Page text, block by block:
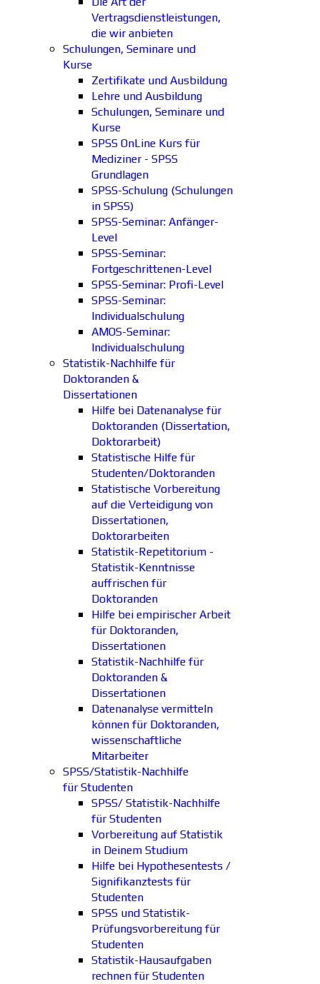
Vertragsdienstleistungen,
die wir anbieten
Schulungen, Seminare und
Kurse
Zertifikate und Ausbildung
Lehre und Ausbildung
Schulungen, Seminare und
Kurse
SPSS OnLine Kurs für
Mediziner - SPSS
Grundlagen
SPSS-Schulung (Schulungen
in SPSS)
SPSS-Seminar: Anfänger-
Level
SPSS-Seminar:
Fortgeschrittenen-Level
SPSS-Seminar: Profi-Level
SPSS-Seminar:
Individualschulung
AMOS-Seminar:
Individualschulung
Statistik-Nachhilfe für
Doktoranden &
Dissertationen
Hilfe bei Datenanalyse für
Doktoranden (Dissertation,
Doktorarbeit)
Statistische Hilfe für
Studenten/Doktoranden
Statistische Vorbereitung
auf die Verteidigung von
Dissertationen,
Doktorarbeiten
Statistik-Repetitorium -
Statistik-Kenntnisse
auffrischen für
Doktoranden
Hilfe bei empirischer Arbeit
für Doktoranden,
Dissertationen
Statistik-Nachhilfe für
Doktoranden &
Dissertationen
Datenanalyse vermitteln
können für Doktoranden,
wissenschaftliche
Mitarbeiter
SPSS/Statistik-Nachhilfe
für Studenten
SPSS/ Statistik-Nachhilfe
für Studenten
Vorbereitung auf Statistik
in Deinem Studium
Hilfe bei Hypothesentests /
Signifikanztests für
Studenten
SPSS und Statistik-
Prüfungsvorbereitung für
Studenten
Statistik-Hausaufgaben
rechnen für Studenten